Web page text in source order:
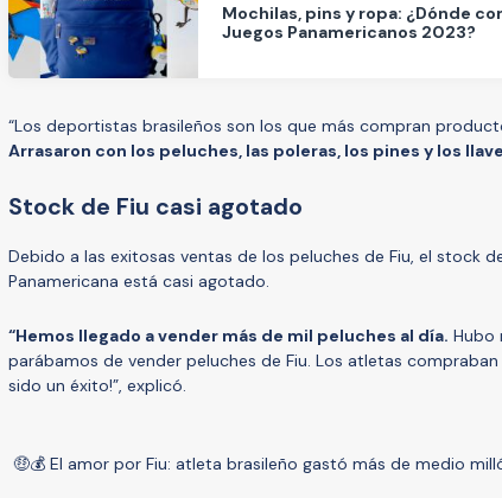
Mochilas, pins y ropa: ¿Dónde
Juegos Panamericanos 2023?
“Los deportistas brasileños son los que más compran
Arrasaron con los peluches, las poleras, los pines y los
Stock de Fiu casi agotado
Debido a las exitosas ventas de los peluches de Fiu, el stock
Panamericana está casi agotado.
“Hemos llegado a vender más de mil peluches al día. Hubo
parábamos de vender peluches de Fiu. Los atletas compraban
sido un éxito!”, explicó.
🤑💰 El amor por Fiu: atleta brasileño gastó más de medio